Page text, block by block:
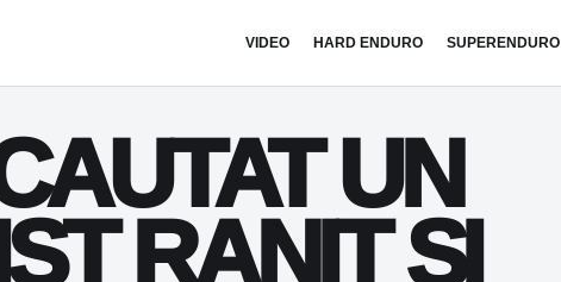
VIDEO HARD ENDURO SUPERENDURO
UN
RANIT SI